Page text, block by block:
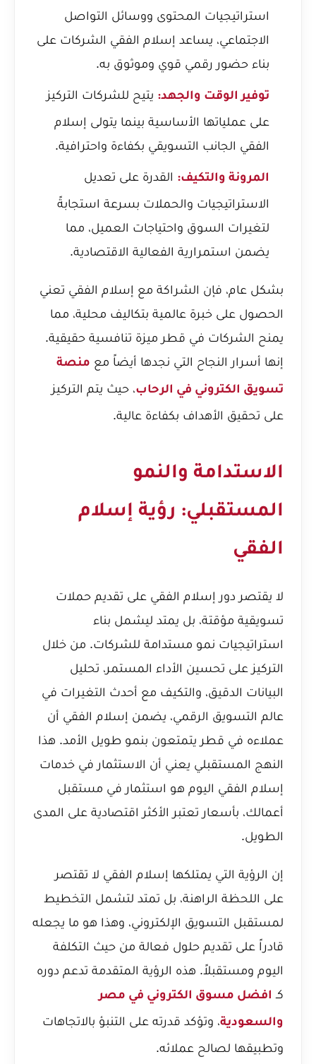
استراتيجيات المحتوى ووسائل التواصل
الاجتماعي، يساعد إسلام الفقي الشركات على
بناء حضور رقمي قوي وموثوق به.
توفير الوقت والجهد: يتيح للشركات التركيز
على عملياتها الأساسية بينما يتولى إسلام
الفقي الجانب التسويقي بكفاءة واحترافية.
المرونة والتكيف: القدرة على تعديل
الاستراتيجيات والحملات بسرعة استجابةً
لتغيرات السوق واحتياجات العميل، مما
يضمن استمرارية الفعالية الاقتصادية.
بشكل عام، فإن الشراكة مع إسلام الفقي تعني
الحصول على خبرة عالمية بتكاليف محلية، مما
يمنح الشركات في قطر ميزة تنافسية حقيقية.
إنها أسرار النجاح التي نجدها أيضاً مع منصة
تسويق الكتروني في الرحاب، حيث يتم التركيز
على تحقيق الأهداف بكفاءة عالية.
الاستدامة والنمو
المستقبلي: رؤية إسلام
الفقي
لا يقتصر دور إسلام الفقي على تقديم حملات
تسويقية مؤقتة، بل يمتد ليشمل بناء
استراتيجيات نمو مستدامة للشركات. من خلال
التركيز على تحسين الأداء المستمر، تحليل
البيانات الدقيق، والتكيف مع أحدث التغيرات في
عالم التسويق الرقمي، يضمن إسلام الفقي أن
عملاءه في قطر يتمتعون بنمو طويل الأمد. هذا
النهج المستقبلي يعني أن الاستثمار في خدمات
إسلام الفقي اليوم هو استثمار في مستقبل
أعمالك، بأسعار تعتبر الأكثر اقتصادية على المدى
الطويل.
إن الرؤية التي يمتلكها إسلام الفقي لا تقتصر
على اللحظة الراهنة، بل تمتد لتشمل التخطيط
لمستقبل التسويق الإلكتروني، وهذا هو ما يجعله
قادراً على تقديم حلول فعالة من حيث التكلفة
اليوم ومستقبلاً. هذه الرؤية المتقدمة تدعم دوره
كـ افضل مسوق الكتروني في مصر
والسعودية، وتؤكد قدرته على التنبؤ بالاتجاهات
وتطبيقها لصالح عملائه.